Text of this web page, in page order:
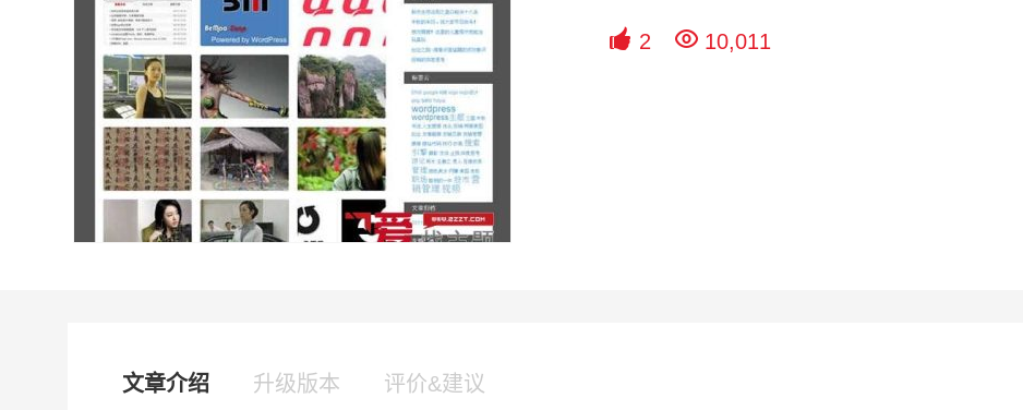
 2  10,011
文章介绍 升级版本 评价&建议